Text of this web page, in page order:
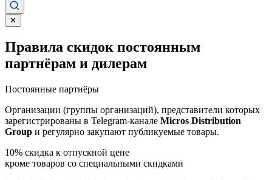
✕
Правила скидок постоянным
партнёрам и дилерам
Постоянные партнёры
Организации (группы организаций), представители которых
зарегистрированы в Telegram-канале Micros Distribution
Group и регулярно закупают публикуемые товары.
10% скидка к отпускной цене
кроме товаров со специальными скидками